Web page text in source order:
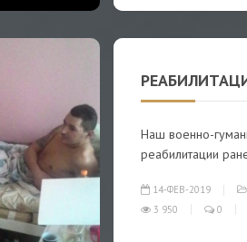
Наш военно-
реабилитации
14-ФЕВ-2019
3 950
0